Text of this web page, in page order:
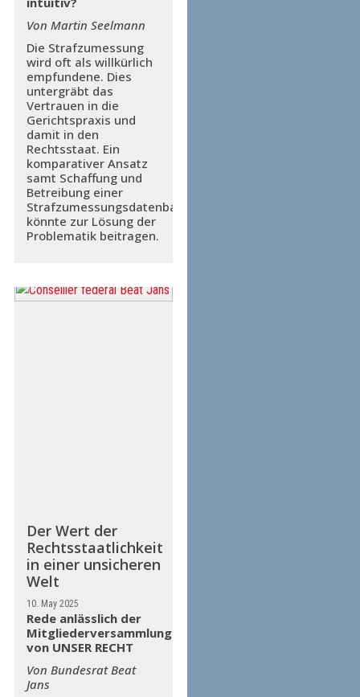
Von Martin Seelmann
Die Strafzumessung
wird oft als willkürlich
empfundene. Dies
untergräbt das
Vertrauen in die
Gerichtspraxis und
damit in den
Rechtsstaat. Ein
komparativer Ansatz
samt Schaffung und
Betreibung einer
Strafzumessungsdatenbank
könnte zur Lösung der
Problematik beitragen.
Der Wert der
Rechtsstaatlichkeit
in einer unsicheren
Welt
10. May 2025
Rede anlässlich der
Mitgliederversammlung
von UNSER RECHT
Von Bundesrat Beat
Jans